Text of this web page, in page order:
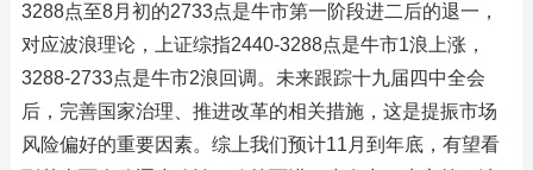
3288点至8月初的2733点是牛市第一阶段进二后的退一，
对应波浪理论，上证综指2440-3288点是牛市1浪上涨，
3288-2733点是牛市2浪回调。未来跟踪十九届四中全会
后，完善国家治理、推进改革的相关措施，这是提振市场
风险偏好的重要因素。综上我们预计11月到年底，有望看